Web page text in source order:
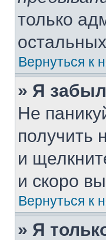
только
Вернуться к
» Я
Не
получить
и
и скоро
Вернуться к
» Я